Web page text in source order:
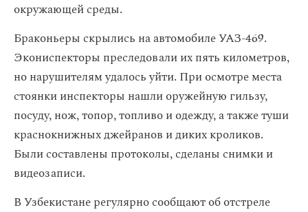
окружающей среды.
Браконьеры скрылись на автомобиле УАЗ-469.
Экониспекторы преследовали их пять километров,
но нарушителям удалось уйти. При осмотре места
стоянки инспекторы нашли оружейную гильзу,
посуду, нож, топор, топливо и одежду, а также туши
краснокнижных джейранов и диких кроликов.
Были составлены протоколы, сделаны снимки и
видеозаписи.
В Узбекистане регулярно сообщают об отстреле